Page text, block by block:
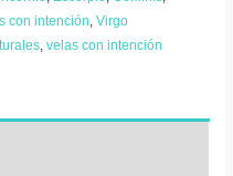
con intención,Virgo
,velas con intención